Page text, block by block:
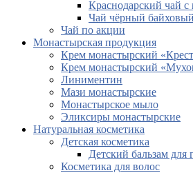
Краснодарский чай с
Чай чёрный
Чай по акции
Монастырская продукция
Крем монастырский
Крем монастырский
Линиментин
Мази монастырские
Монастырское мыло
Эликсиры монастырские
Натуральная косметика
Детская косметика
Детский бальзам для
Косметика для волос